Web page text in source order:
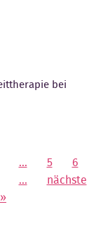
bei
… 5
6
…
nächste